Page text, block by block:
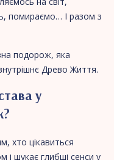
помираємо… І разом з
подорож, яка
Древо Життя.
у
хто цікавиться
і шукає глибші сенси у